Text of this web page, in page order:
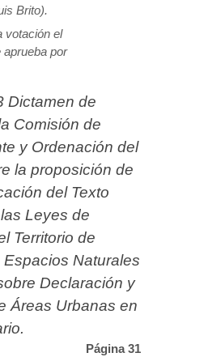
Brito).
votación el
por
Dictamen de
Comisión de
y Ordenación del
la proposición de
del Texto
Leyes de
Territorio de
Naturales
Decla­ración y
Áreas Urbanas en
Página 31